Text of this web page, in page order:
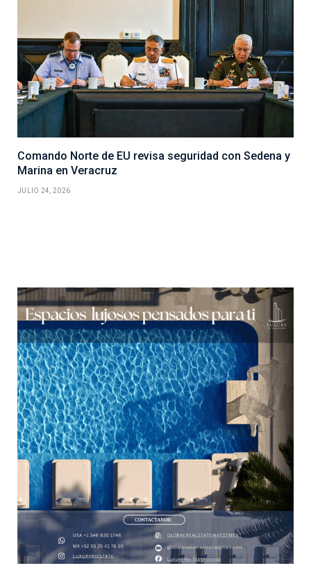
Comando Norte de EU revisa seguridad con Sedena y
Marina en Veracruz
JULIO 24, 2026